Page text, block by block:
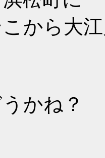
から大
かね？